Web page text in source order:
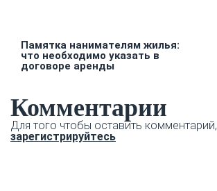
Памятка нанимателям жилья:
что необходимо указать в
договоре аренды
Комментарии
Для того чтобы оставить комментарий,
зарегистрируйтесь